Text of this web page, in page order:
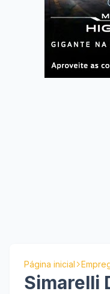
Página inicial
Simarelli